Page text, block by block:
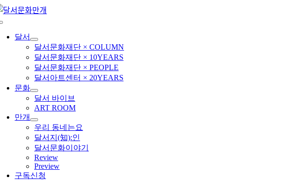
콘
로
달서
달서문화재단 × COLUMN
달서문화재단 × 10YEARS
달서문화재단 × PEOPLE
달서아트센터 × 20YEARS
문화
달서 바이브
ART ROOM
만개
우리 동네는요
달서지(知):인
달서문화이야기
Review
Preview
구독신청